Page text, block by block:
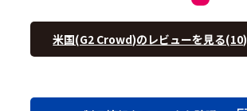
米国(G2 Crowd)のレビューを見る(10)